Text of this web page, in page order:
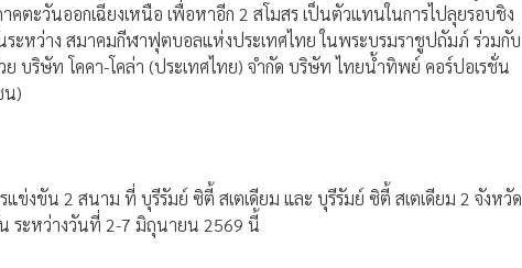
ตะวันออกเฉียงเหนือ เพื่อหาอีก 2 สโมสร เป็นตัวแทนในการไปลุยรอบชิง
ะหว่าง สมาคมกีฬาฟุตบอลแห่งประเทศไทย ในพระบรมราชูปถัมภ์ ร่วมกับ
ย บริษัท โคคา-โคล่า (ประเทศไทย) จำกัด บริษัท ไทยน้ำทิพย์ คอร์ปอเรชั่น
น)
ข่งขัน 2 สนาม ที่ บุรีรัมย์ ซิตี้ สเตเดียม และ บุรีรัมย์ ซิตี้ สเตเดียม 2 จังหวัด
ระหว่างวันที่ 2-7 มิถุนายน 2569 นี้